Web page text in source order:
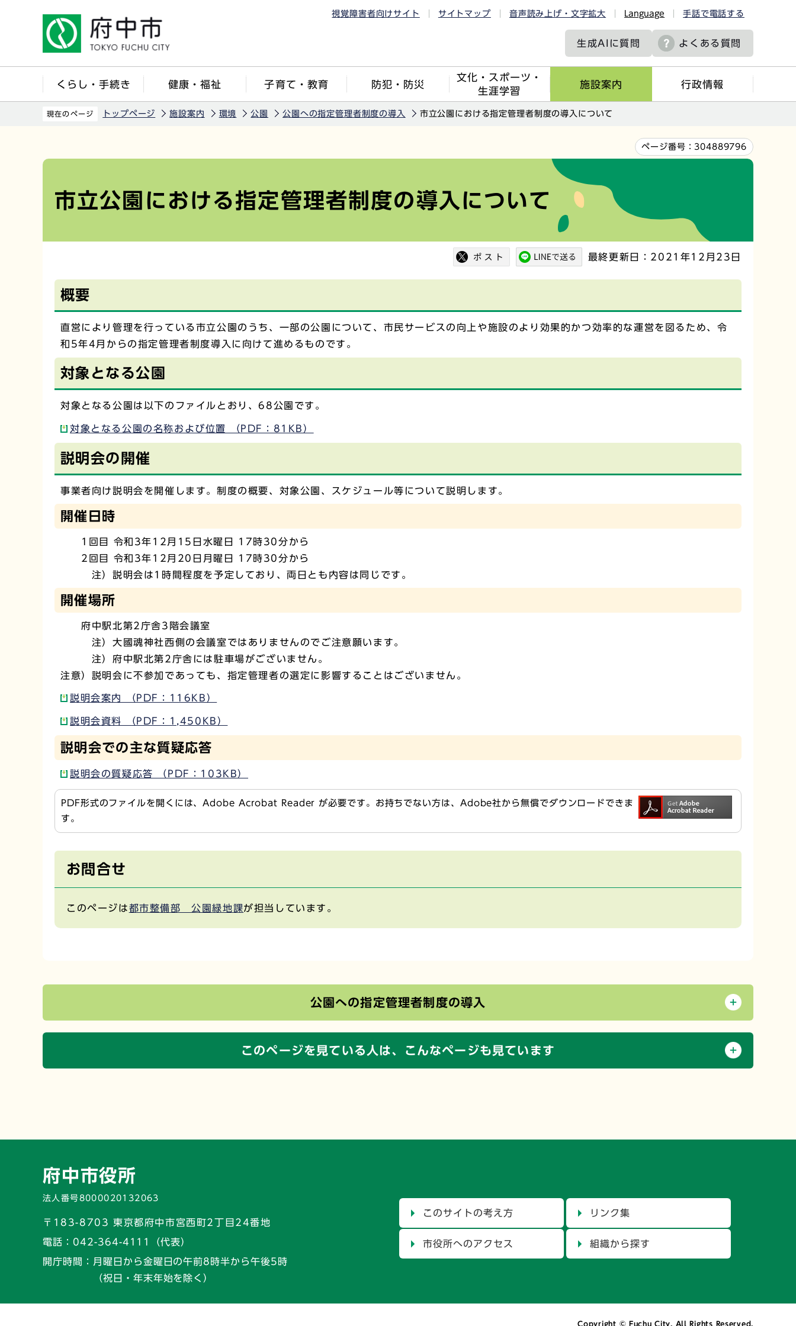
視覚障害者向けサイト サイトマップ 音声読み上げ・文字拡大 Language 手話で電話する
生成AIに質問 よくある質問
くらし・手続き 健康・福祉 子育て・教育 防犯・防災
文化・スポーツ・
生涯学習
施設案内 行政情報
現在のページ トップページ 施設案内 環境 公園 公園への指定管理者制度の導入 市立公園における指定管理者制度の導入について
ページ番号： 304889796
市立公園における指定管理者制度の導入について
最終更新日：2021年12月23日
概要
直営により管理を行っている市立公園のうち、一部の公園について、市民サービスの向上や施設のより効果的かつ効率的な運営を図るため、令
和5年4月からの指定管理者制度導入に向けて進めるものです。
対象となる公園
対象となる公園は以下のファイルとおり、68公園です。
対象となる公園の名称および位置 （PDF：81KB）
説明会の開催
事業者向け説明会を開催します。制度の概要、対象公園、スケジュール等について説明します。
開催日時
1回目 令和3年12月15日水曜日 17時30分から
2回目 令和3年12月20日月曜日 17時30分から
注）説明会は1時間程度を予定しており、両日とも内容は同じです。
開催場所
府中駅北第2庁舎3階会議室
注）大國魂神社西側の会議室ではありませんのでご注意願います。
注）府中駅北第2庁舎には駐車場がございません。
注意）説明会に不参加であっても、指定管理者の選定に影響することはございません。
説明会案内 （PDF：116KB）
説明会資料 （PDF：1,450KB）
説明会での主な質疑応答
説明会の質疑応答 （PDF：103KB）
PDF形式のファイルを開くには、Adobe Acrobat Reader が必要です。お持ちでない方は、Adobe社から無償でダウンロードできま
す。
お問合せ
このページは都市整備部 公園緑地課が担当しています。
公園への指定管理者制度の導入
このページを見ている人は、 こんなページも見ています
府中市役所
法人番号8000020132063
〒183-8703 東京都府中市宮西町2丁目24番地
電話： 042-364-4111（代表）
開庁時間：
月曜日から金曜日の午前8時半から午後5時
（祝日・年末年始を除く）
このサイトの考え方 リンク集
市役所へのアクセス 組織から探す
Copyright © Fuchu City. All Rights Reserved.